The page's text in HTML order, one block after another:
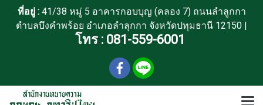
ที่อยู่ :41/38 หมู่ 5 อาคารกอบบุญ (คลอง 7) ถนนลำลูกกา
ตำบลบึงคำพร้อย อำเภอลำลุกกา จังหวัดปทุมธานี 12150 |
โทร : 081-559-6001